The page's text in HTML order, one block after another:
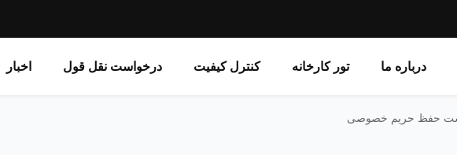
درباره ما تور کارخانه کنترل کیفیت درخواست نقل قول اخبار